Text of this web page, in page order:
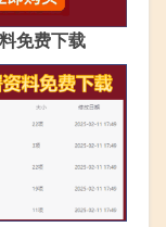
免费下载